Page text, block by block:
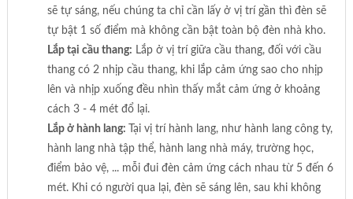
sẽ tự sáng, nếu chúng ta chỉ cần lấy ở vị trí gần thì đèn sẽ
tự bật 1 số điểm mà không cần bật toàn bộ đèn nhà kho.
Lắp tại cầu thang: Lắp ở vị trí giữa cầu thang, đối với cầu
thang có 2 nhịp cầu thang, khi lắp cảm ứng sao cho nhịp
lên và nhịp xuống đều nhìn thấy mắt cảm ứng ở khoảng
cách 3 - 4 mét đổ lại.
Lắp ở hành lang:
Tại vị trí hành lang, như hành lang công ty,
hành lang nhà tập thể, hành lang nhà máy, trường học,
điểm bảo vệ, ... mỗi đui đèn cảm ứng cách nhau từ 5 đến 6
mét. Khi có người qua lại, đèn sẽ sáng lên, sau khi không